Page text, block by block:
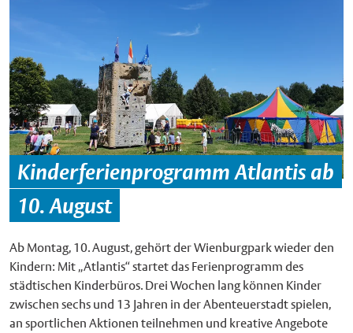
Kinderferienprogramm Atlantis ab
10. August
Ab Montag, 10. August, gehört der Wienburgpark wieder den
Kindern: Mit „Atlantis“ startet das Ferienprogramm des
städtischen Kinderbüros. Drei Wochen lang können Kinder
zwischen sechs und 13 Jahren in der Abenteuerstadt spielen,
an sportlichen Aktionen teilnehmen und kreative Angebote